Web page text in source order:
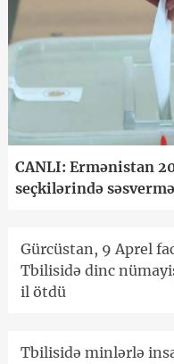
CANLI: Ermənistan
seçkilərində
Gürcüstan, 9 Aprel
Tbilisidə dinc
il ötdü
Tbilisidə minlərlə